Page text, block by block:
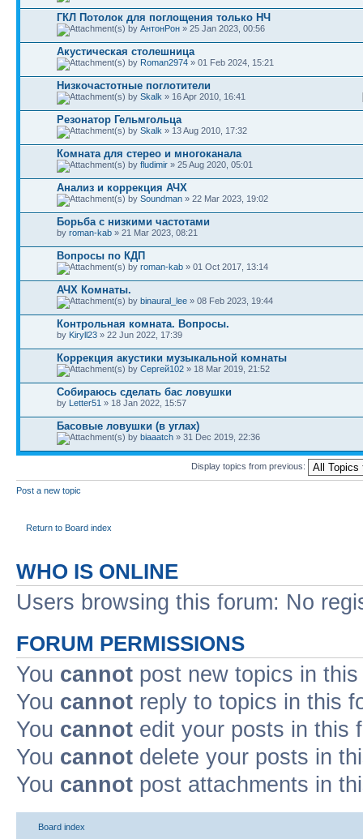
ГКЛ Потолок для поглощения только НЧ
by АнтонРон » 25 Jan 2023, 00:56
Акустическая столешница
by Roman2974 » 01 Feb 2024, 15:21
Низкочастотные поглотители
by Skalk » 16 Apr 2010, 16:41
Резонатор Гельмгольца
by Skalk » 13 Aug 2010, 17:32
Комната для стерео и многоканала
by fludimir » 25 Aug 2020, 05:01
Анализ и коррекция АЧХ
by Soundman » 22 Mar 2023, 19:02
Борьба с низкими частотами
by roman-kab » 21 Mar 2023, 08:21
Вопросы по КДП
by roman-kab » 01 Oct 2017, 13:14
АЧХ Комнаты.
by binaural_lee » 08 Feb 2023, 19:44
Контрольная комната. Вопросы.
by Kiryll23 » 22 Jun 2022, 17:39
Коррекция акустики музыкальной комнаты
by Сергей102 » 18 Mar 2019, 21:52
Собираюсь сделать бас ловушки
by Letter51 » 18 Jan 2022, 15:57
Басовые ловушки (в углах)
by biaaatch » 31 Dec 2019, 22:36
Display topics from previous:
Post a new topic
Return to Board index
WHO IS ONLINE
Users browsing this forum: No
FORUM PERMISSIONS
You cannot post new topics in
You cannot reply to topics in this
You cannot edit your posts in this
You cannot delete your posts in
You cannot post attachments in
Board index